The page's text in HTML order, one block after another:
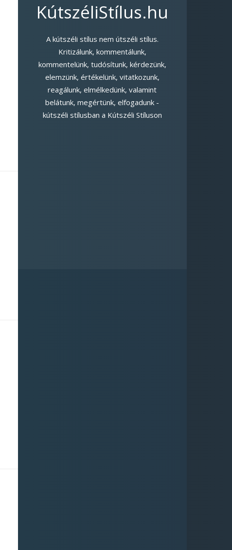
KútszéliStílus.hu
A kútszéli stílus nem útszéli stílus.
Kritizálunk, kommentálunk,
kommentelünk, tudósítunk, kérdezünk,
elemzünk, értékelünk, vitatkozunk,
reagálunk, elmélkedünk, valamint
belátunk, megértünk, elfogadunk -
kútszéli stílusban a Kútszéli Stíluson